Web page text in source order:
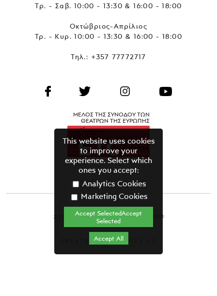
Τρ. - Σαβ. 10:00 - 13:30 & 16:00 - 18:00
Οκτώβριος-Απρίλιος
Τρ. - Κυρ. 10:00 - 13:30 & 16:00 - 18:00
Τηλ.: +357 77772717
ΜΕΛΟΣ ΤΗΣ ΣΥΝΟΔΟΥ ΤΩΝ
ΘΕΑΤΡΩΝ ΤΗΣ ΕΥΡΩΠΗΣ
2021 ΘΕΑΤΡΙΚΟΣ ΟΡΓΑΝΙΣΜΟΣ ΚΥΠΡΟΥ©
Όροι & Προϋποθέσεις
CREATED BY GRAVITY.GR
This website uses cookies
to improve your
experience. Select which
ones you accept:
Analytics Cookies
Marketing Cookies
Accept SelectedAccept
Selected
Accept All